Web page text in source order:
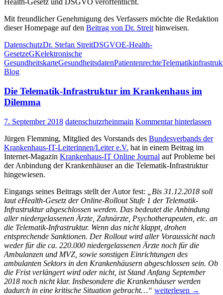
Health-Gesetz und DSGVO veröffentlicht.
Mit freundlicher Genehmigung des Verfassers möchte die Redaktion
dieser Homepage auf den Beitrag von Dr. Streit hinweisen.
DatenschutzDr. Stefan StreitDSGVOE-Health-
GesetzeGKelektronische
GesundheitskarteGesundheitsdatenPatientenrechte
Blog
Die Telematik-Infrastruktur im Krankenhaus im
Dilemma
7. September 2018 datenschutzrheinmain Kommentar hinterlassen
Jürgen Flemming, Mitglied des Vorstands des Bundesverbands der
Krankenhaus-IT-Leiterinnen/Leiter e.V. hat in einem Beitrag im
Internet-Magazin Krankenhaus-IT Online Journal auf Probleme bei
der Anbindung der Krankenhäuser an die Telematik-Infrastruktur
hingewiesen.
Eingangs seines Beitrags stellt der Autor fest:
Bis 31.12.2018 soll
laut eHealth-Gesetz der Online-Rollout Stufe 1 der Telematik-
Infrastruktur abgeschlossen werden. Das bedeutet die Anbindung
aller niedergelassenen Ärzte, Zahnärzte, Psychotherapeuten, etc. an
die Telematik-Infrastruktur. Wenn das nicht klappt, drohen
entsprechende Sanktionen. Der Rollout wird aller Voraussicht nach
weder für die ca. 220.000 niedergelassenen Ärzte noch für die
Ambulanzen und MVZ, sowie sonstigen Einrichtungen des
ambulanten Sektors in den Krankenhäusern abgeschlossen sein. Ob
die Frist verlängert wird oder nicht, ist Stand Anfang September
2018 noch nicht klar. Insbesondere die Krankenhäuser werden
dadurch in eine kritische Situation gebracht…“ Die
weiterlesen →